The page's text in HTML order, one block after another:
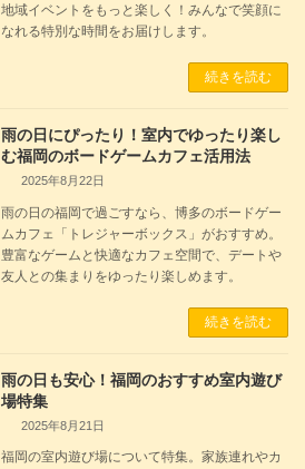
地域イベントをもっと楽しく！みんなで笑顔に
なれる特別な時間をお届けします。
続きを読む
雨の日にぴったり！室内でゆったり楽し
む福岡のボードゲームカフェ活用法
2025年8月22日
雨の日の福岡で過ごすなら、博多のボードゲー
ムカフェ「トレジャーボックス」がおすすめ。
豊富なゲームと快適なカフェ空間で、デートや
友人との集まりをゆったり楽しめます。
続きを読む
雨の日も安心！福岡のおすすめ室内遊び
場特集
2025年8月21日
福岡の室内遊び場について特集。家族連れやカ